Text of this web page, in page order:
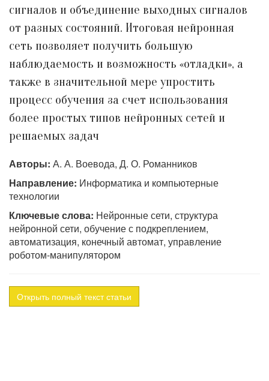
сигналов и объединение выходных сигналов
от разных состояний. Итоговая нейронная
сеть позволяет получить большую
наблюдаемость и возможность «отладки», а
также в значительной мере упростить
процесс обучения за счет использования
более простых типов нейронных сетей и
решаемых задач
Авторы: А. А. Воевода, Д. О. Романников
Направление: Информатика и компьютерные
технологии
Ключевые слова: Нейронные сети, структура
нейронной сети, обучение с подкреплением,
автоматизация, конечный автомат, управление
роботом-манипулятором
Открыть полный текст статьи